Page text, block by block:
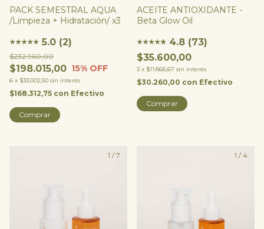
PACK SEMESTRAL AQUA
/Limpieza + Hidratación/ x3
★★★★★ 5.0 (2)
$198.015,00
$232.960,00
15% OFF
6 x $33.002,50 sin interés
$168.312,75 con Efectivo
Comprar
ACEITE ANTIOXIDANTE -
Beta Glow Oil
★★★★★
★ 4.8 (73)
$35.600,00
3 x $11.866,67 sin interés
$30.260,00 con Efectivo
1 /7 1 /4